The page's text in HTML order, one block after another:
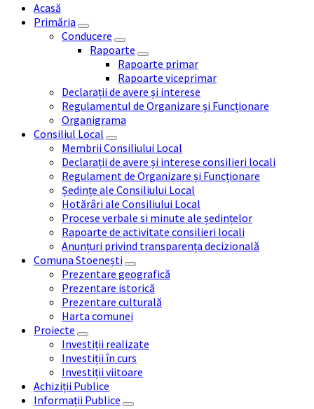
Acasă
Primăria
Conducere
Rapoarte
Rapoarte primar
Rapoarte viceprimar
Declarații de avere și interese
Regulamentul de Organizare și Funcționare
Organigrama
Consiliul Local
Membrii Consiliului Local
Declarații de avere și interese consilieri locali
Regulament de Organizare și Funcționare
Ședințe ale Consiliului Local
Hotărâri ale Consiliului Local
Procese verbale si minute ale ședințelor
Rapoarte de activitate consilieri locali
Anunțuri privind transparența decizională
Comuna Stoenești
Prezentare geografică
Prezentare istorică
Prezentare culturală
Harta comunei
Proiecte
Investiții realizate
Investiții în curs
Investiții viitoare
Achiziții Publice
Informații Publice